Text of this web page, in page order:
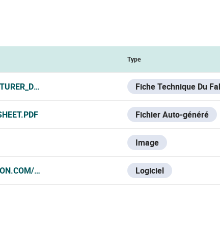
Type
Fiche Technique Du
Fichier Auto-généré
Image
ES/SUPPORT/DOWNLOAD/SOFTWARE/
Logiciel